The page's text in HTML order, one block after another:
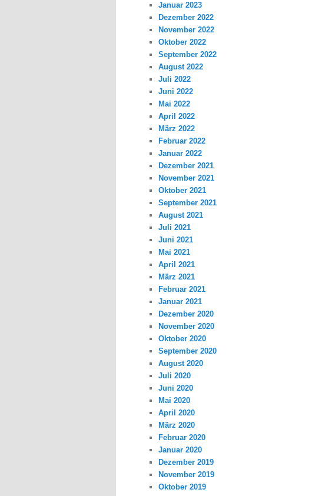
Januar 2023
Dezember 2022
November 2022
Oktober 2022
September 2022
August 2022
Juli 2022
Juni 2022
Mai 2022
April 2022
März 2022
Februar 2022
Januar 2022
Dezember 2021
November 2021
Oktober 2021
September 2021
August 2021
Juli 2021
Juni 2021
Mai 2021
April 2021
März 2021
Februar 2021
Januar 2021
Dezember 2020
November 2020
Oktober 2020
September 2020
August 2020
Juli 2020
Juni 2020
Mai 2020
April 2020
März 2020
Februar 2020
Januar 2020
Dezember 2019
November 2019
Oktober 2019